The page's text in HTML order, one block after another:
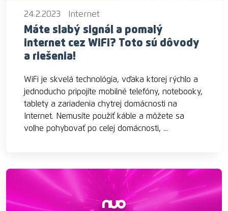
24.2.2023 Internet
Máte slabý signál a pomalý
internet cez WiFi? Toto sú dôvody
a riešenia!
WiFi je skvelá technológia, vďaka ktorej rýchlo a
jednoducho pripojíte mobilné telefóny, notebooky,
tablety a zariadenia chytrej domácnosti na
Internet. Nemusíte použiť káble a môžete sa
voľne pohybovať po celej domácnosti, ...